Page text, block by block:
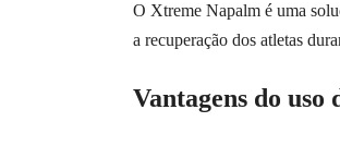
O Xtreme Napalm é uma
a recuperação dos atletas
Vantagens do